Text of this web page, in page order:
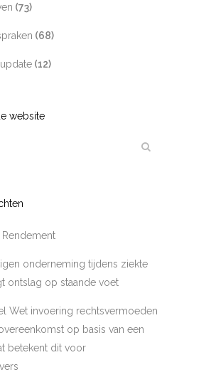
(73)
(68)
(12)
website
onderneming tijdens ziekte
ontslag op staande voet
Wet invoering rechtsvermoeden
op basis van een
betekent dit voor